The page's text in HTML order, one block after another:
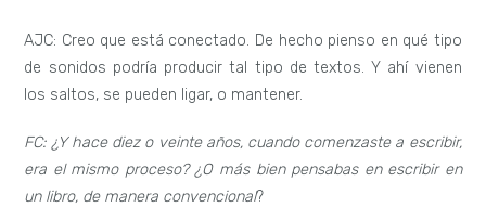
AJC: Creo que está conectado. De hecho pienso en qué tipo
de sonidos podría producir tal tipo de textos. Y ahí vienen
los saltos, se pueden ligar, o mantener.
FC: ¿Y hace diez o veinte años, cuando comenzaste a escribir,
era el mismo proceso? ¿O más bien pensabas en escribir en
un libro, de manera convencional?